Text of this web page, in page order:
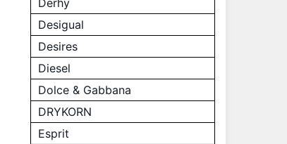
Derhy
Desigual
Desires
Diesel
Dolce & Gabbana
DRYKORN
Esprit